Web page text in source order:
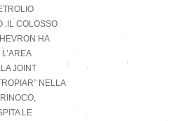
.IL COLOSSO
HA
JOINT
NELLA
LE